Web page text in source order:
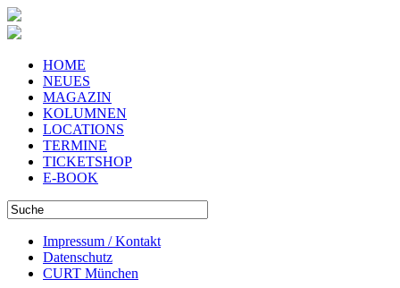
HOME
NEUES
MAGAZIN
KOLUMNEN
LOCATIONS
TERMINE
TICKETSHOP
E-BOOK
Impressum / Kontakt
Datenschutz
CURT München